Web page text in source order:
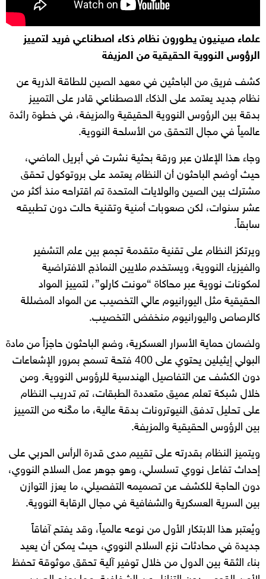
علماء صينيون يطورون نظام ذكاء اصطناعي فريد لتمييز
الرؤوس النووية الحقيقية من المزيفة
كشف فريق من الباحثين في معهد الصين للطاقة الذرية عن
نظام جديد يعتمد على الذكاء الاصطناعي قادر على التمييز
بدقة بين الرؤوس النووية الحقيقية والمزيفة، في خطوة رائدة
عالمياً في مجال التحقق من الأسلحة النووية.
وجاء هذا الإعلان عبر ورقة بحثية نشرت في أبريل الماضي،
حيث أوضح الباحثون أن النظام يعتمد على بروتوكول تحقق
مشترك بين الصين والولايات المتحدة تم اقتراحه منذ أكثر من
عشر سنوات، لكن صعوبات أمنية وتقنية حالت دون تطبيقه
سابقاً.
ويرتكز النظام على تقنية متقدمة تجمع بين علم التشفير
والفيزياء النووية، ويستخدم ملايين النماذج الافتراضية
لمكونات نووية عبر محاكاة “مونت كارلو”، لتمييز المواد
الحقيقية مثل اليورانيوم عالي التخصيب عن المواد المضللة
كالرصاص واليورانيوم منخفض التخصيب.
ولضمان حماية الأسرار العسكرية، وضع الباحثون حاجزاً من مادة
البولي إيثيلين يحتوي على 400 فتحة تسمح بمرور الإشعاعات
دون الكشف عن التفاصيل الهندسية للرؤوس النووية. ومن
خلال شبكة تعلم عميق متعددة الطبقات، تم تدريب النظام
على تحليل تدفق النيوترونات بدقة عالية، ما مكّنه من التمييز
بين الرؤوس الحقيقية والمزيفة.
ويتميز النظام بقدرته على تقييم مدى قدرة الرأس الحربي على
إحداث تفاعل نووي تسلسلي، وهو جوهر عمل السلاح النووي،
دون الحاجة للكشف عن تصميمه التفصيلي، ما يعزز التوازن
بين السرية العسكرية والشفافية في مجال الرقابة النووية.
ويُعتبر هذا الابتكار الأول من نوعه عالمياً، وقد يفتح آفاقاً
جديدة في محادثات نزع السلاح النووي، حيث يمكن أن يعيد
بناء الثقة بين الدول من خلال توفير آلية تحقق موثوقة تحفظ